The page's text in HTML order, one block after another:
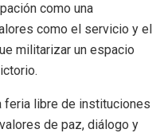
como una
como el servicio y el
militarizar un espacio
feria libre de instituciones
de paz, diálogo y